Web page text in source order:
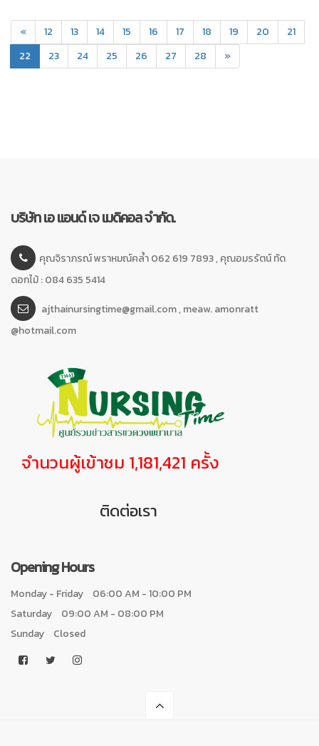
« 12 13 14 15 16 17 18 19 20
21
22 (current)
23 24 25 26 27 28 »
บริษัท เอ แอนด์ เจ เมดิคอล จำกัด.
คุณจิราภรณ์ พราหมณ์คล้ำ 062 619 7893 , คุณอมรรัตน์ ทัด
ดอกไม้ : 084 635 5414
ajthainursingtime@gmail.com , meaw. amonratt
@hotmail.com
จำนวนผู้เข้าชม 1,181,421 ครั้ง
ติดต่อเรา
Opening Hours
Monday - Friday
06:00 AM - 10:00 PM
Saturday
09:00 AM - 08:00 PM
Sunday
Closed